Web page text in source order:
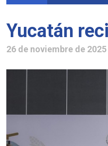
Yucatán
26 de noviembre de 2025